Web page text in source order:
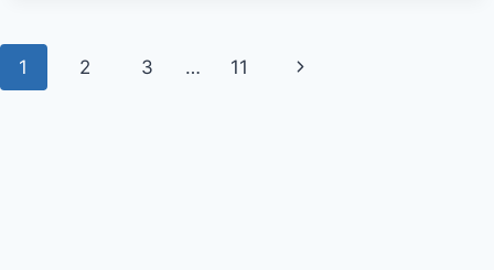
Navigation
1 2 3 … 11
Page